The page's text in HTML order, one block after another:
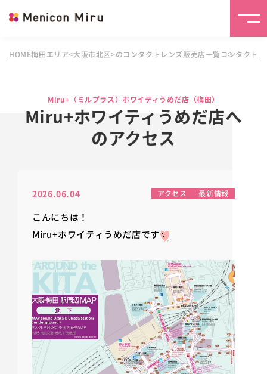
HOME梅田エリア<大阪市北区>のコンタクトレンズ販売店一覧コンタクト
Miru+（ミルプラス）ホワイティうめだ店（梅田）
Miru+ホワイティうめだ店へ
のアクセス
2026.06.04 アクセス 最新情報
こんにちは！
Miru+ホワイティうめだ店です